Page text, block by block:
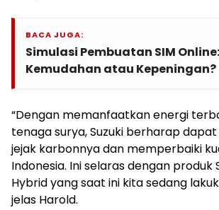
BACA JUGA:
Simulasi Pembuatan SIM Online:
Kemudahan atau Kepeningan?
“Dengan memanfaatkan energi
tenaga surya, Suzuki berharap
jejak karbonnya dan memperbaiki
Indonesia. Ini selaras dengan produk
Hybrid yang saat ini kita sedang
jelas Harold.